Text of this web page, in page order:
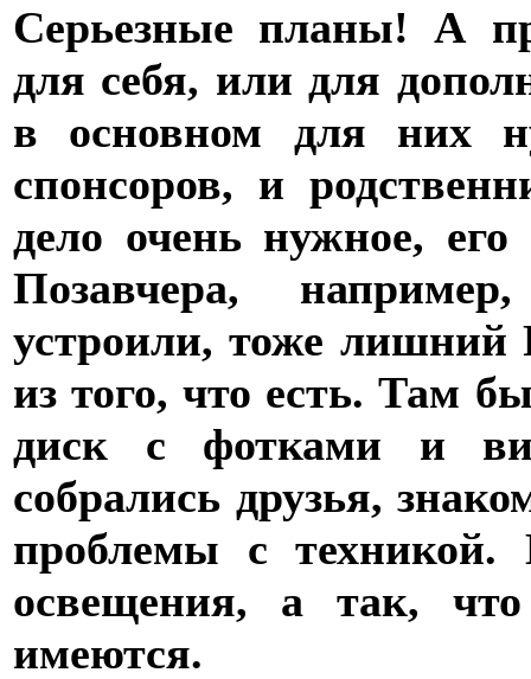
Серьезные планы! А
для себя, или для
в основном для них
спонсоров, и
дело очень нужное,
Позавчера,
устроили, тоже лишний
из того, что есть. Там
диск с фотками и
собрались друзья,
проблемы с техникой.
освещения, а так,
имеются.